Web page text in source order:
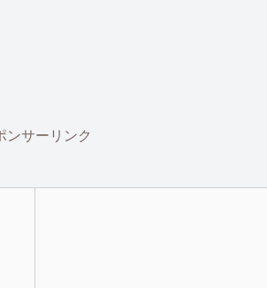
ンサーリンク